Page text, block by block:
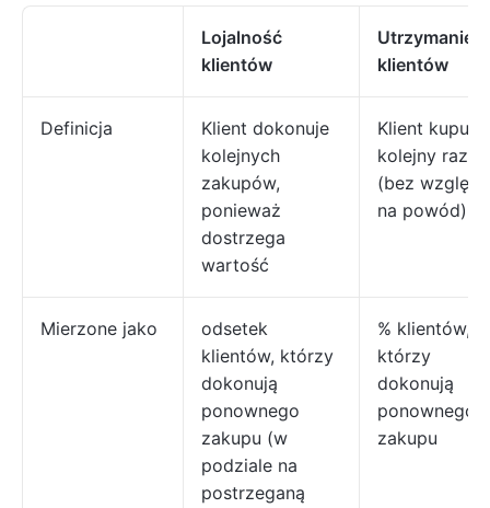
Lojalność
klientów
Utrzymanie
klientów
Definicja
Klient dokonuje
kolejnych
zakupów,
ponieważ
dostrzega
wartość
Klient kupuje
kolejny raz
(bez względu
na powód)
Mierzone jako
odsetek
klientów, którzy
dokonują
ponownego
zakupu (w
podziale na
postrzeganą
% klientów,
którzy
dokonują
ponownego
zakupu